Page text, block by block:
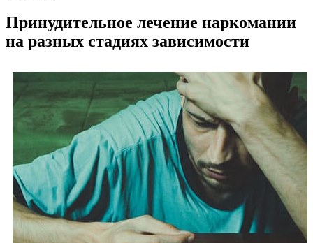
Принудительное лечение наркомании
на разных стадиях зависимости